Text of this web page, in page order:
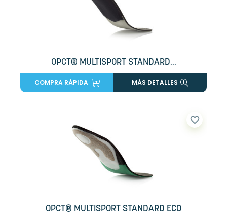
OPCT® MULTISPORT STANDARD...
COMPRA RÁPIDA MÁS DETALLES
favorite_border
OPCT® MULTISPORT STANDARD ECO